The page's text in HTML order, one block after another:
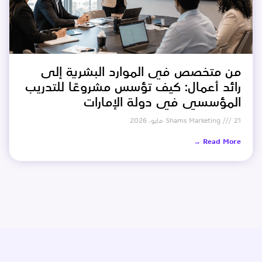
من متخصص في الموارد البشرية إلى
رائد أعمال: كيف تؤسس مشروعًا للتدريب
المؤسسي في دولة الإمارات
Shams Marketing 21 مايو، 2026
Read More →